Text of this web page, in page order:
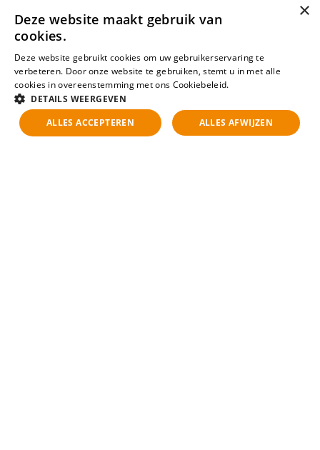
×
Deze website maakt gebruik van
cookies.
Deze website gebruikt cookies om uw gebruikerservaring te
verbeteren. Door onze website te gebruiken, stemt u in met alle
cookies in overeenstemming met ons Cookiebeleid.
DETAILS WEERGEVEN
ALLES ACCEPTEREN
ALLES AFWIJZEN